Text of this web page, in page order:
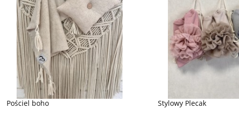
Pościel boho Stylowy Plecak